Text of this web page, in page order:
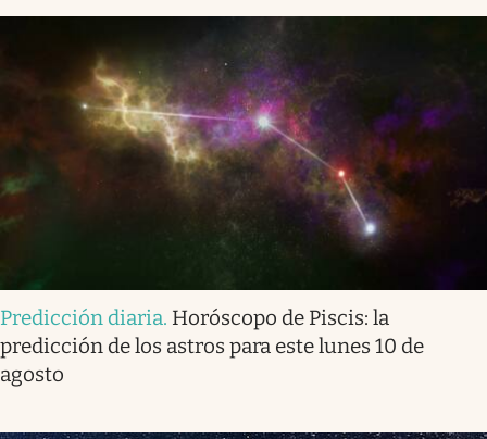
Predicción diaria. Horóscopo de Piscis: la
predicción de los astros para este lunes 10 de
agosto